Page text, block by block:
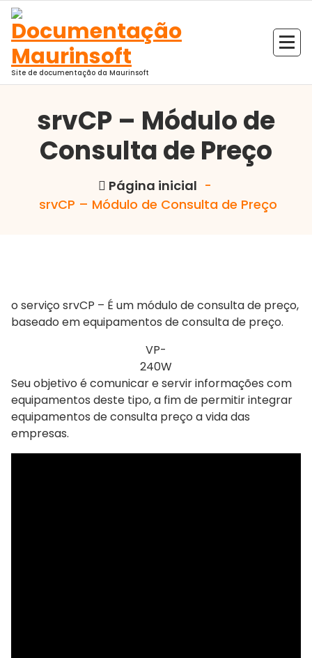
Pular
para
conteúdo
Site de documentação da Maurinsoft
srvCP – Módulo de
Consulta de Preço
Página inicial -
srvCP – Módulo de Consulta de Preço
o serviço srvCP – É um módulo de consulta de preço,
baseado em equipamentos de consulta de preço.
VP-
240W
Seu objetivo é comunicar e servir informações com
equipamentos deste tipo, a fim de permitir integrar
equipamentos de consulta preço a vida das
empresas.